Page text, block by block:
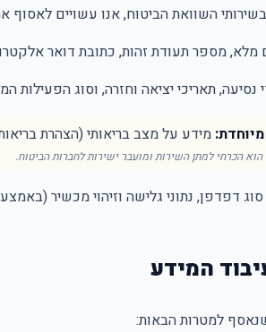
השוואת הביטוח, אנו עשויים לאסוף
מספר תעודת זהות, כתובת דואר
נסיעה, תאריכי יציאה וחזרה, וסוג הפעילות
מידע על מצב בריאותי (הצהרת
הכרחי למתן השירות ומועבר ישירות לחברות הביטוח.
למטרות הבאות: